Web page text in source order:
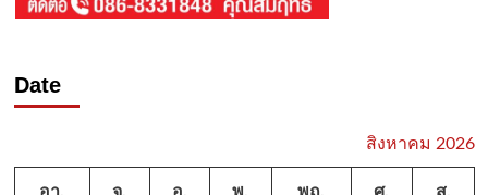
Date
สิงหาคม 2026